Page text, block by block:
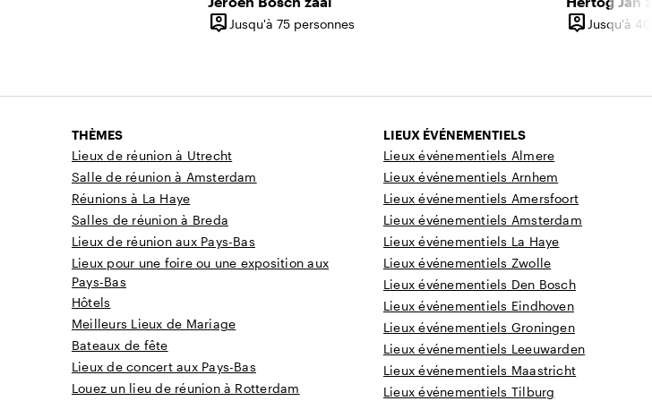
person_pin
Capacité
Jusqu'à 75 personnes person_pin
Capacité
Jusqu'à
THÈMES
Lieux de réunion à Utrecht
Salle de réunion à Amsterdam
Réunions à La Haye
Salles de réunion à Breda
Lieux de réunion aux Pays-Bas
Lieux pour une foire ou une exposition aux
Pays-Bas
Hôtels
Meilleurs Lieux de Mariage
Bateaux de fête
Lieux de concert aux Pays-Bas
Louez un lieu de réunion à Rotterdam
LIEUX ÉVÉNEMENTIELS
Lieux événementiels Almere
Lieux événementiels Arnhem
Lieux événementiels Amersfoort
Lieux événementiels Amsterdam
Lieux événementiels La Haye
Lieux événementiels Zwolle
Lieux événementiels Den Bosch
Lieux événementiels Eindhoven
Lieux événementiels Groningen
Lieux événementiels Leeuwarden
Lieux événementiels Maastricht
Lieux événementiels Tilburg